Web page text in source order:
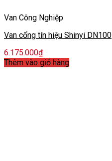
Van Công Nghiệp
Van cổng tín hiệu Shinyi DN100
6.175.000₫
Thêm vào giỏ hàng